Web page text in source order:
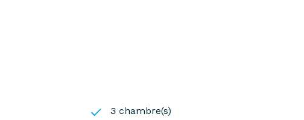
3 chambre(s)